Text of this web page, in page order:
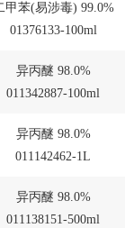
甲苯(易涉毒) 99.0%
01376133-100ml
异丙醚 98.0%
011342887-100ml
异丙醚 98.0%
011142462-1L
异丙醚 98.0%
011138151-500ml